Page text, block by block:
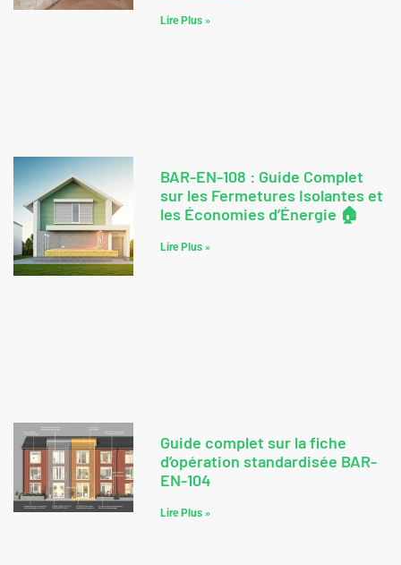
Lire Plus »
BAR-EN-108 : Guide Complet
sur les Fermetures Isolantes et
les Économies d’Énergie 🏠
Lire Plus »
Guide complet sur la fiche
d’opération standardisée BAR-
EN-104
Lire Plus »